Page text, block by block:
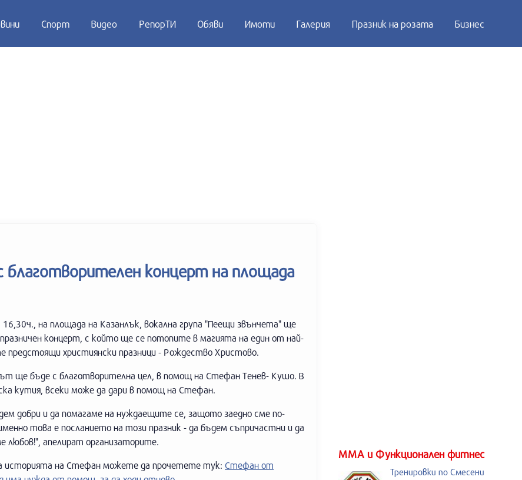
Спорт Видео РепорТИ Обяви Имоти Галерия Празник на розата Бизнес
благотворителен концерт на площада
на площада на Казанлък, вокална група "Пеещи звънчета" ще
концерт, с който ще се потопите в магията на един от най-
предстоящи християнски празници - Рождество Христово.
ще бъде с благотворителна цел, в помощ на Стефан Тенев- Кушо. В
кутия, всеки може да дари в помощ на Стефан.
добри и да помагаме на нуждаещите се, защото заедно сме по-
това е посланието на този празник - да бъдем съпричастни и да
любов!", апелират организаторите.
историята на Стефан можете да прочетете тук: Стефан от
ММА и Функционален фитнес
Тренировки по Смесени